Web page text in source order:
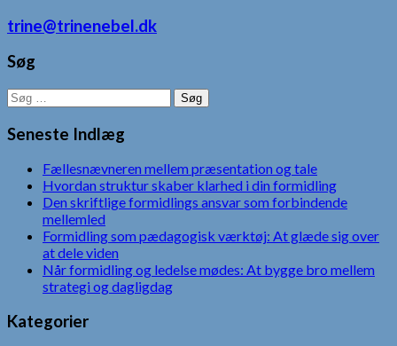
trine@trinenebel.dk
Søg
Søg
efter:
Seneste Indlæg
Fællesnævneren mellem præsentation og tale
Hvordan struktur skaber klarhed i din formidling
Den skriftlige formidlings ansvar som forbindende
mellemled
Formidling som pædagogisk værktøj: At glæde sig over
at dele viden
Når formidling og ledelse mødes: At bygge bro mellem
strategi og dagligdag
Kategorier